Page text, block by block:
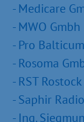
- Medicare
- MWO Gmbh
- Pro Balticum
- Rosoma
- RST
- Saphir
- Ing.